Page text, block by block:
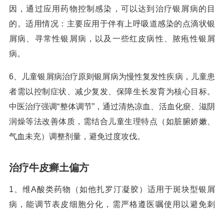
因，通过应用药物控制感染，可以达到治疗银屑病的目
的。适用情况：主要应用于伴有上呼吸道感染的点滴状银
屑病、寻常性银屑病，以及一些红皮病性、脓疱性银屑
病。
6、儿童银屑病治疗原则银屑病为慢性复发性疾病，儿童患
者需以控制症状、减少复发、保障生长发育为核心目标。
中医治疗强调“整体调节”，通过清热凉血、活血化瘀、滋阴
润燥等法改善体质，需结合儿童生理特点（如脏腑娇嫩、
气血未充）调整剂量，避免过度攻伐。
治疗牛皮癣土偏方
1、维A酸类药物（如他扎罗汀凝胶）适用于斑块型银屑
病，能调节表皮细胞分化，需严格遵医嘱使用以避免刺